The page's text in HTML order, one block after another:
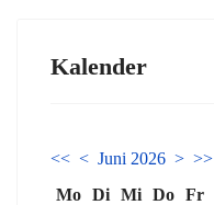
Kalender
<< < Juni 2026 > >>
Mo Di Mi Do Fr